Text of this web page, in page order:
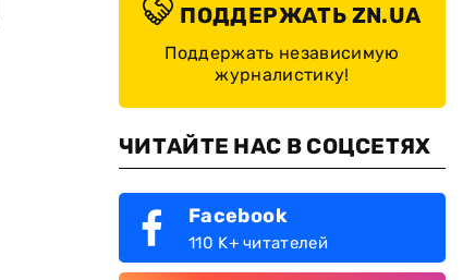
ПОДДЕРЖАТЬ ZN.UA
Поддержать независимую
журналистику!
ЧИТАЙТЕ НАС В СОЦСЕТЯХ
Facebook
110 K+ читателей